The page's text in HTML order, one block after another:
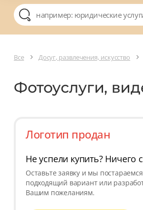
Все Досуг, развлечения, искусство
Фотоуслуги,
Логотип продан
Не успели купить? Ничего
Оставьте заявку и мы
подходящий вариант или
Вашим пожеланиям.